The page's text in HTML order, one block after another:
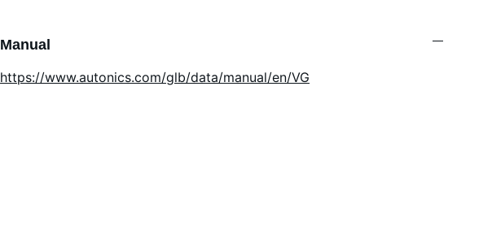
Manual
https://www.autonics.com/glb/data/manual/en/VG